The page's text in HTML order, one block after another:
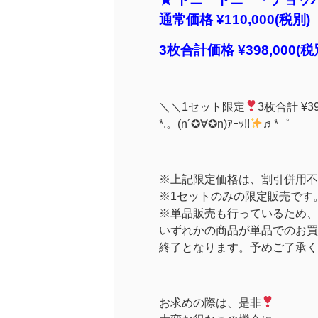
通常価格 ¥110,000(税別)
3枚合計価格 ¥398,000(
＼＼1セット限定
3枚合計
*.。(n´✪∀✪n)ｱｰｯ!!
♬*゜
※上記限定価格は、割引併用
※1セットのみの限定販売です
※単品販売も行っているため
いずれかの商品が単品でのお
終了となります。予めご了承
お求めの際は、是非